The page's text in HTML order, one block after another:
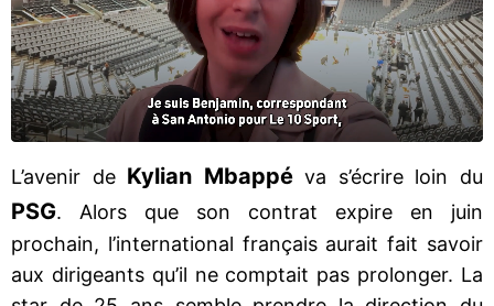
L’avenir de Kylian Mbappéva s’écrire loin du
PSG. Alors que son contrat expire en juin
prochain, l’international français aurait fait savoir
aux dirigeants qu’il ne comptait pas prolonger. La